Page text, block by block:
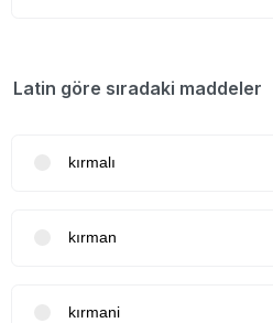
Latin göre sıradaki maddeler
kırmalı
kırman
kırmani